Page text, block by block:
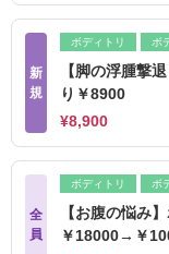
新
規
ボディトリ ボ
【脚の浮腫撃
り￥8900
¥8,900
全
員
ボディトリ ボ
【お腹の悩み
￥18000→￥